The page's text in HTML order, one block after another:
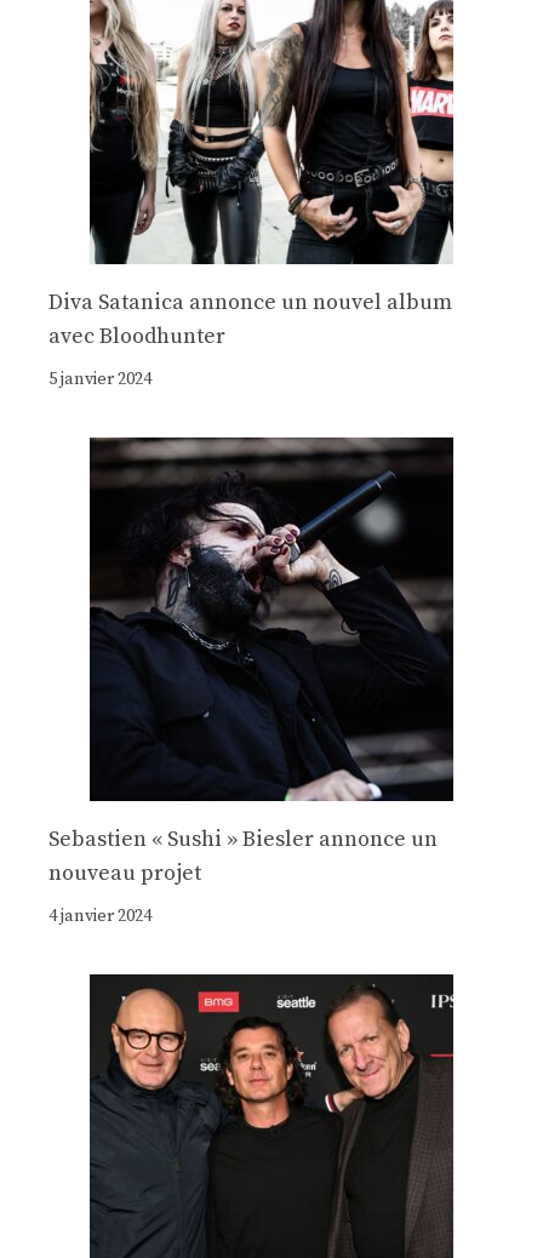
Diva Satanica annonce un nouvel album
avec Bloodhunter
5 janvier 2024
Sebastien « Sushi » Biesler annonce un
nouveau projet
4 janvier 2024